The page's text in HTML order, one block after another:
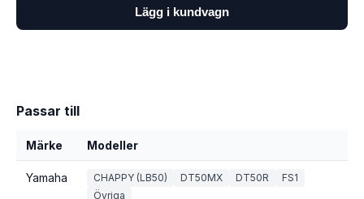
Lägg i kundvagn
Passar till
Märke Modeller
Yamaha CHAPPY (LB50) DT50MX DT50R
FS1
Övriga